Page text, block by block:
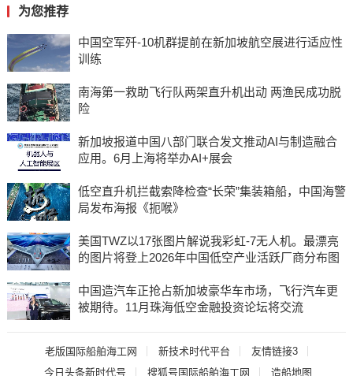
为您推荐
中国空军歼-10机群提前在新加坡航空展进行适应性
训练
南海第一救助飞行队两架直升机出动 两渔民成功脱
险
新加坡报道中国八部门联合发文推动AI与制造融合
应用。6月上海将举办AI+展会
低空直升机拦截索降检查“长荣”集装箱船，中国海警
局发布海报《扼喉》
美国TWZ以17张图片解说我彩虹-7无人机。最漂亮
的图片将登上2026年中国低空产业活跃厂商分布图
中国造汽车正抢占新加坡豪华车市场，飞行汽车更
被期待。11月珠海低空金融投资论坛将交流
老版国际船舶海工网 新技术时代平台
友情链接3
今日头条新时代号
搜狐号国际船舶海工网 造船地图